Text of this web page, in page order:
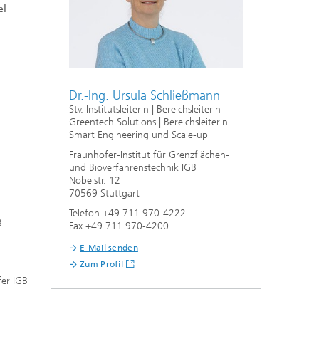
IGB
Dr.-Ing. Ursula Schließmann
Stv. Institutsleiterin | Bereichsleiterin
Greentech Solutions | Bereichsleiterin
Smart Engineering und Scale-up
Fraunhofer-Institut für Grenzflächen-
und Bioverfahrenstechnik IGB
Nobelstr. 12
70569 Stuttgart
Telefon +49 711 970-4222
Fax +49 711 970-4200
E-Mail senden
Zum Profil